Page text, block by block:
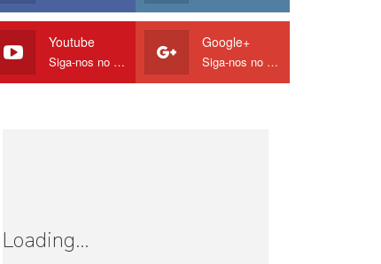
Youtube
Siga-nos no Youtube
Google+
Siga-nos no Google
Loading...